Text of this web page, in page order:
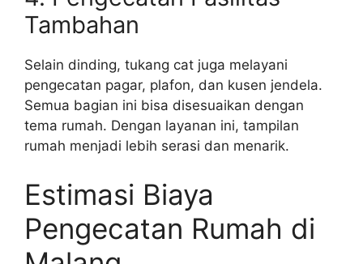
Tambahan
Selain dinding, tukang cat juga melayani
pengecatan pagar, plafon, dan kusen jendela.
Semua bagian ini bisa disesuaikan dengan
tema rumah. Dengan layanan ini, tampilan
rumah menjadi lebih serasi dan menarik.
Estimasi Biaya
Pengecatan Rumah di